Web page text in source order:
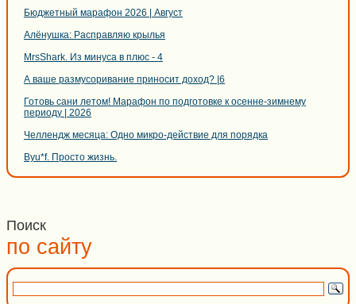
Бюджетный марафон 2026 | Август
Алёнушка: Расправляю крылья
MrsShark. Из минуса в плюс - 4
А ваше размусоривание приносит доход? |6
Готовь сани летом! Марафон по подготовке к осенне-зимнему
периоду | 2026
Челлендж месяца: Одно микро-действие для порядка
Byu*f. Просто жизнь.
Поиск
по сайту